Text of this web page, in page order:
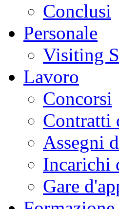
Conclusi
Personale
Visiting
Lavoro
Concorsi
Contratti
Assegni
Incarichi
Gare